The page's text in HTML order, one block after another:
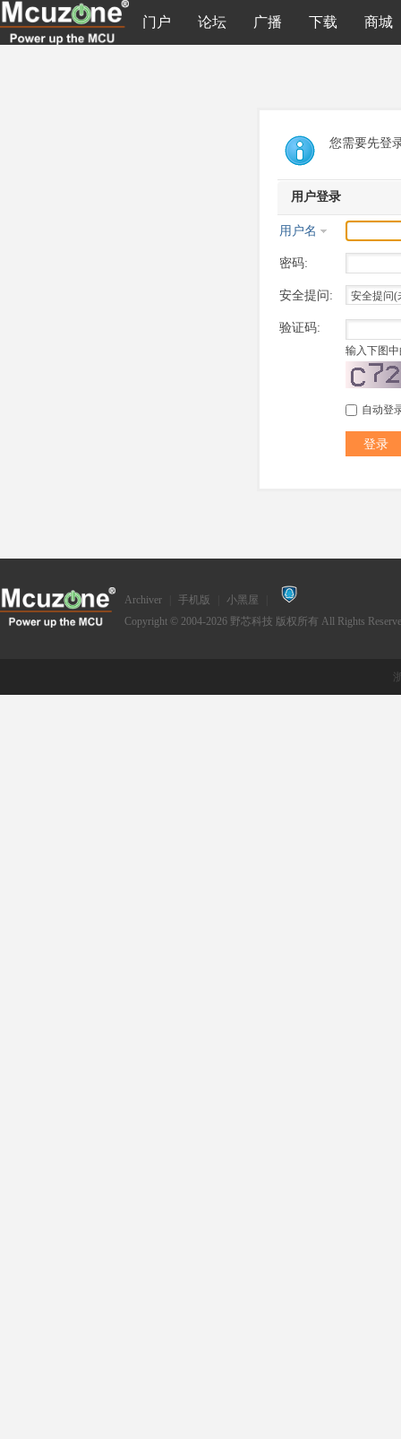
门户 论坛 广播 下载 商城
您需要先登
用户登录
用户名
密码:
安全提问:
验证码:
输入下图
自动登
登录
Archiver 手机版 小黑屋
Copyright © 2004-2026 野芯科技 版权所有 All Rights